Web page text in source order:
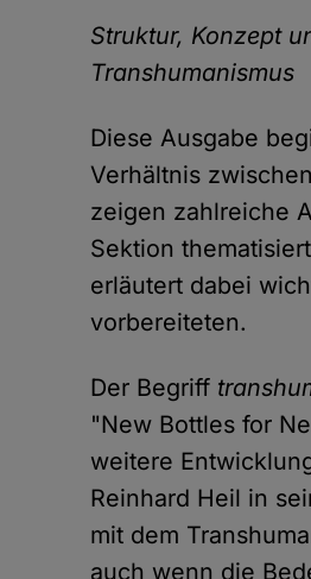
Struktur, Konzept
Transhumanismus
Diese Ausgabe
Verhältnis
zeigen zahlreiche
Sektion
erläutert dabei
vorbereiteten.
Der Begriff
"New Bottles for
weitere
Reinhard Heil in
mit dem
auch wenn die